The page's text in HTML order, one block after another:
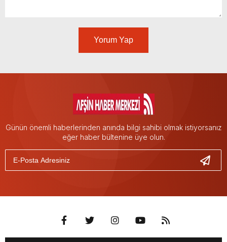
Yorum Yap
Günün önemli haberlerinden anında bilgi sahibi olmak istiyorsanız
eğer haber bültenine üye olun.